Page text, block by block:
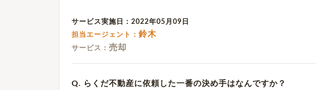
サービス実施日：2022年05月09日
担当エージェント： 鈴木
サービス： 売却
Q. らくだ不動産に依頼した一番の決め手はなんですか？